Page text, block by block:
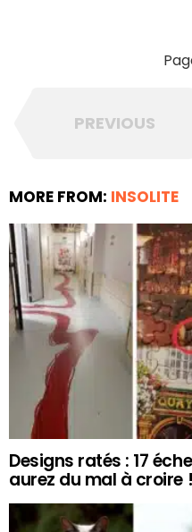
PREVIOUS
MORE FROM: INSOLITE
Designs ratés : 17
aurez du mal à croire !